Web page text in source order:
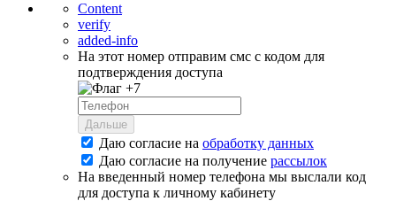
Content
verify
added-info
На этот номер отправим смс с кодом для
подтверждения доступа
+7
Дальше
Даю согласие на обработку данных
Даю согласие на получение рассылок
На введенный номер телефона мы выслали код
для доступа к личному кабинету